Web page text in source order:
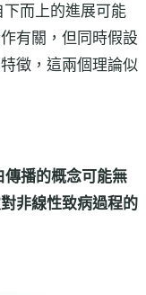
下而上的進展可能
有關，但同時假設
徵，這兩個理論似
傳播的概念可能無
非線性致病過程的